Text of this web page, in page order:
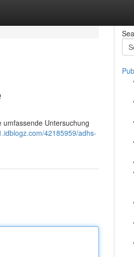
umfassende Untersuchung
42185959/adhs-